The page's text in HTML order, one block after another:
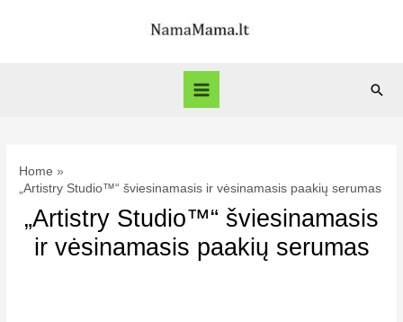
Main
Home
„Artistry Studio™“ šviesinamasis ir vėsinamasis paakių serumas
„Artistry Studio™“ šviesinamasis
ir vėsinamasis paakių serumas